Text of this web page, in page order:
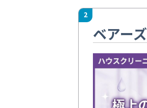
2
ベアーズ